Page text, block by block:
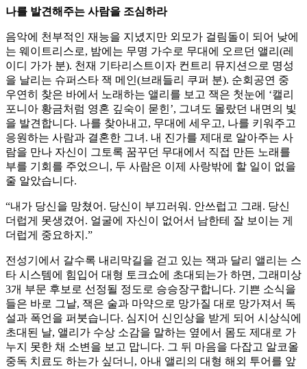
나를 발견해주는 사람을 조심하라
음악에 천부적인 재능을 지녔지만 외모가 걸림돌이 되어 낮에
는 웨이트리스로, 밤에는 무명 가수로 무대에 오르던 앨리(레
이디 가가 분). 천재 기타리스트이자 컨트리 뮤지션으로 명성
을 날리는 슈퍼스타 잭 메인(브래들리 쿠퍼 분). 순회공연 중
우연히 찾은 바에서 노래하는 앨리를 보고 잭은 첫눈에 ‘캘리
포니아 황금처럼 영혼 깊숙이 묻힌’, 그녀도 몰랐던 내면의 빛
을 발견합니다. 나를 찾아내고, 무대에 세우고, 나를 키워주고
응원하는 사람과 결혼한 그녀. 내 진가를 제대로 알아주는 사
람을 만나 자신이 그토록 꿈꾸던 무대에서 직접 만든 노래를
부를 기회를 주었으니, 두 사람은 이제 사랑밖에 할 일이 없을
줄 알았습니다.
“내가 당신을 망쳤어. 당신이 부끄러워. 안쓰럽고 그래. 당신
더럽게 못생겼어. 얼굴에 자신이 없어서 남한테 잘 보이는 게
더럽게 중요하지.”
전성기에서 갈수록 내리막길을 걷고 있는 잭과 달리 앨리는 스
타 시스템에 힘입어 대형 토크쇼에 초대되는가 하면, 그래미상
3개 부문 후보로 선정될 정도로 승승장구합니다. 기쁜 소식을
들은 바로 그날, 잭은 술과 마약으로 망가질 대로 망가져서 독
설과 폭언을 퍼붓습니다. 심지어 신인상을 받게 되어 시상식에
초대된 날, 앨리가 수상 소감을 말하는 옆에서 몸도 제대로 가
누지 못한 채 소변을 보고 맙니다. 그 뒤 마음을 다잡고 알코올
중독 치료도 하는가 싶더니, 아내 앨리의 대형 해외 투어를 앞